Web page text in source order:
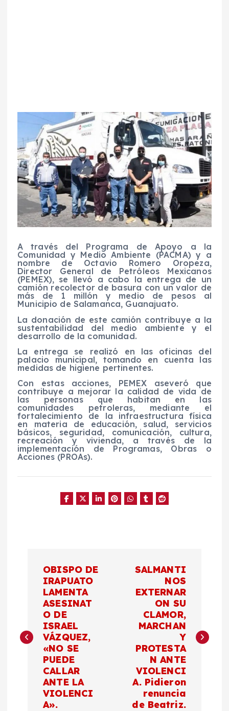
A través del Programa de Apoyo a la
Comunidad y Medio Ambiente (PACMA) y a
nombre de Octavio Romero Oropeza,
Director General de Petróleos Mexicanos
(PEMEX), se llevó a cabo la entrega de un
camión recolector de basura con un valor de
más de 1 millón y medio de pesos al
Municipio de Salamanca, Guanajuato.
La donación de este camión contribuye a la
sustentabilidad del medio ambiente y el
desarrollo de la comunidad.
La entrega se realizó en las oficinas del
palacio municipal, tomando en cuenta las
medidas de higiene pertinentes.
Con estas acciones, PEMEX aseveró que
contribuye a mejorar la calidad de vida de
las personas que habitan en las
comunidades petroleras, mediante el
fortalecimiento de la infraestructura física
en materia de educación, salud, servicios
básicos, seguridad, comunicación, cultura,
recreación y vivienda, a través de la
implementación de Programas, Obras o
Acciones (PROAs).
e
OBISPO DE
IRAPUATO
LAMENTA
ASESINAT
O DE
ISRAEL
VÁZQUEZ,
«NO SE
PUEDE
CALLAR
ANTE LA
VIOLENCI
A».
SALMANTI
NOS
EXTERNAR
ON SU
CLAMOR,
MARCHAN
Y
PROTESTA
N ANTE
VIOLENCI
A. Pidieron
renuncia
de Beatriz.